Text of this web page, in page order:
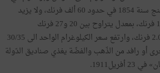
تجارة هذه الثّروة. فعلى سبيل المثال كانت قيمة صادرات صفاقس من الاسفنج سنة 1854 في حدود 60 ألف فرنك، ولا يزيد
الكيلو الواحد عن 5 فرنكات، وفي سنة 1895 بلغت قيمة الصّادرات 1.500.000 فرنك، بمعدل يتراوح بين 20 و27 فرنك
للكيلوغرام الواحد. أمّا في سنة 1905، فقد بلغت الصّادرات ما قيمته 2.000.000 فرنك، وارتفع سعر الكيلوغرام الواحد الى 30/35
أو رافد من الذّهب والفضّة يغذي صناديق الدّولة